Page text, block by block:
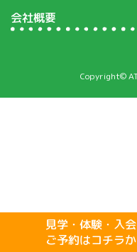
見学・体験・入
ご予約はコチラ
会社概要
Copyright©